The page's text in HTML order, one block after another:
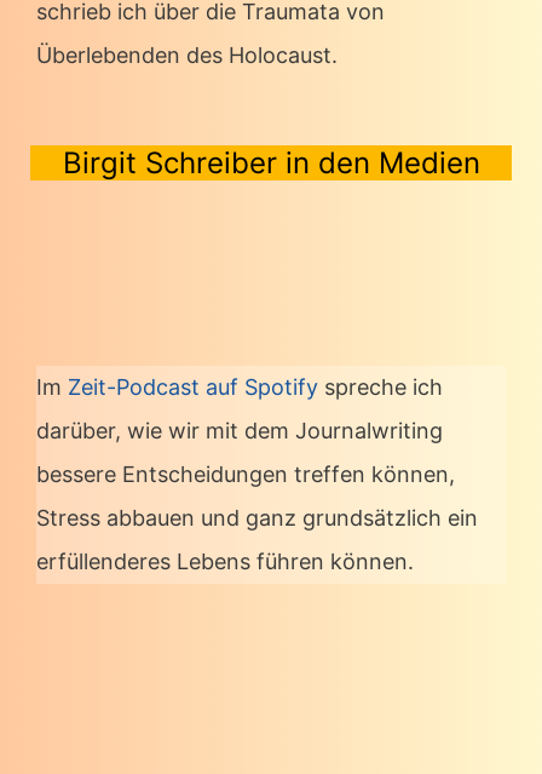
schrieb ich über die Traumata von
Überlebenden des Holocaust.
Birgit Schreiber in den Medien
Im Zeit-Podcast auf Spotify spreche ich
darüber, wie wir mit dem Journalwriting
bessere Entscheidungen treffen können,
Stress abbauen und ganz grundsätzlich ein
erfüllenderes Lebens führen können.